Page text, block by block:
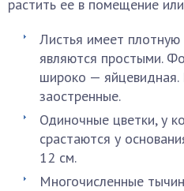
растить ее в помещение
Листья имеет
являются простыми.
широко — яйцевидная.
заостренные.
Одиночные цветки, у
срастаются у
12 см.
Многочисленные